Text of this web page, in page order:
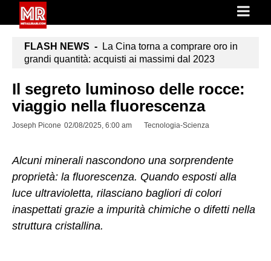
FLASH NEWS - La Cina torna a comprare oro in
grandi quantità: acquisti ai massimi dal 2023
Il segreto luminoso delle rocce:
viaggio nella fluorescenza
Joseph Picone 02/08/2025, 6:00 am Tecnologia-Scienza
Alcuni minerali nascondono una sorprendente
proprietà: la fluorescenza. Quando esposti alla
luce ultravioletta, rilasciano bagliori di colori
inaspettati grazie a impurità chimiche o difetti nella
struttura cristallina.